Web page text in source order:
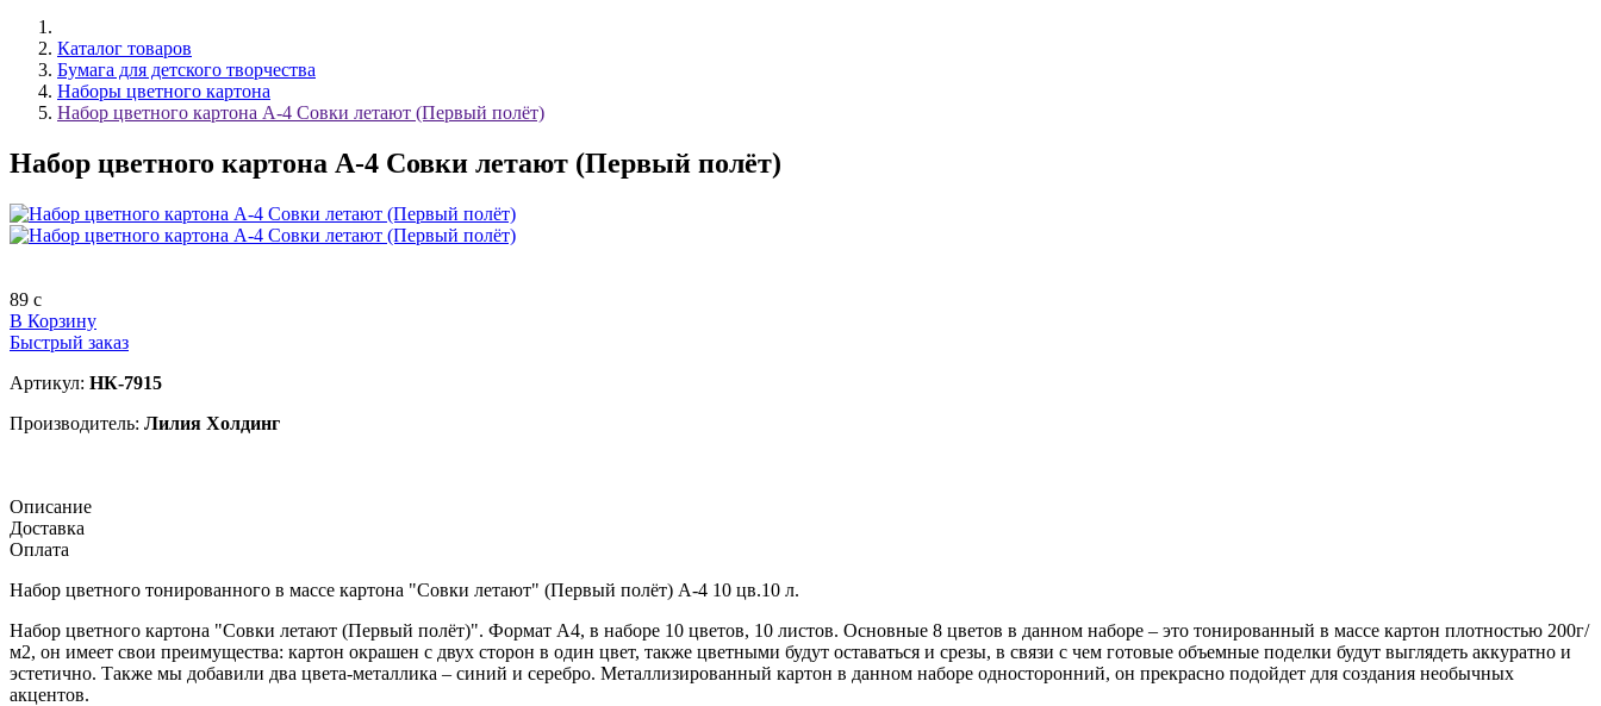
Каталог товаров
Бумага для детского творчества
Наборы цветного картона
Набор цветного картона А-4 Совки летают (Первый полёт)
Набор цветного картона А-4 Совки летают (Первый полёт)
89 c
В Корзину
Быстрый заказ
Артикул: НК-7915
Производитель: Лилия Холдинг
Описание
Доставка
Оплата
Набор цветного тонированного в массе картона "Совки летают" (Первый полёт) А-4 10 цв.10 л.
Набор цветного картона "Совки летают (Первый полёт)". Формат А4, в наборе 10 цветов, 10 листов. Основные 8 цветов в данном наборе – это тонированный в массе картон плотностью 200г/
м2, он имеет свои преимущества: картон окрашен с двух сторон в один цвет, также цветными будут оставаться и срезы, в связи с чем готовые объемные поделки будут выглядеть аккуратно и
эстетично. Также мы добавили два цвета-металлика – синий и серебро. Металлизированный картон в данном наборе односторонний, он прекрасно подойдет для создания необычных
акцентов.